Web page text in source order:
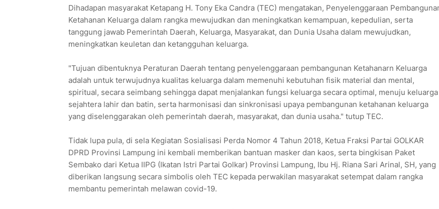
Dihadapan masyarakat Ketapang H. Tony Eka Candra (TEC) mengatakan, Penyelenggaraan
Ketahanan Keluarga dalam rangka mewujudkan dan meningkatkan kemampuan, kepedulian, serta
tanggung jawab Pemerintah Daerah, Keluarga, Masyarakat, dan Dunia Usaha dalam mewujudkan,
meningkatkan keuletan dan ketangguhan keluarga.
"Tujuan dibentuknya Peraturan Daerah tentang penyelenggaraan pembangunan Ketahanarn Keluarga
adalah untuk terwujudnya kualitas keluarga dalam memenuhi kebutuhan fisik material dan mental,
spiritual, secara seimbang sehingga dapat menjalankan fungsi keluarga secara optimal, menuju keluarga
sejahtera lahir dan batin, serta harmonisasi dan sinkronisasi upaya pembangunan ketahanan keluarga
yang diselenggarakan oleh pemerintah daerah, masyarakat, dan dunia usaha." tutup TEC.
Tidak lupa pula, di sela Kegiatan Sosialisasi Perda Nomor 4 Tahun 2018, Ketua Fraksi Partai GOLKAR
DPRD Provinsi Lampung ini kembali memberikan bantuan masker dan kaos, serta bingkisan Paket
Sembako dari Ketua IIPG (Ikatan Istri Partai Golkar) Provinsi Lampung, Ibu Hj. Riana Sari Arinal, SH, yang
diberikan langsung secara simbolis oleh TEC kepada perwakilan masyarakat setempat dalam rangka
membantu pemerintah melawan covid-19.